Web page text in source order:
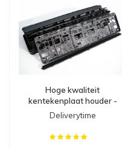
Hoge kwaliteit
kentekenplaat houder -
Made in Germany
Deliverytime